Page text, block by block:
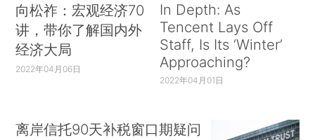
向松祚：宏观经济70
讲，带你了解国内外
经济大局
2022年04月06日
In Depth: As
Tencent Lays Off
Staff, Is Its ‘Winter’
Approaching?
2022年04月01日
离岸信托90天补税窗口期疑问